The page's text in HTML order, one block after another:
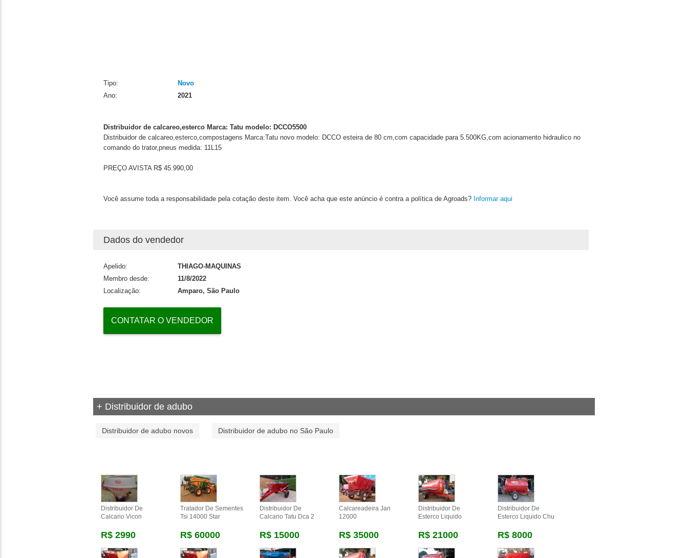
Tipo:
Novo
Ano:
2021
Distribuidor de calcareo,esterco Marca: Tatu modelo: DCCO5500
Distribuidor de calcareo,esterco,compostagens Marca:Tatu novo modelo: DCCO esteira de 80 cm,com capacidade para 5.500KG,com acionamento hidraulico no
comando do trator,pneus medida: 11L15
PREÇO AVISTA R$ 45.990,00
Você assume toda a responsabilidade pela cotação deste item. Você acha que este anúncio é contra a política de Agroads? Informar aqui
Dados do vendedor
Apelido:
THIAGO-MAQUINAS
Membro desde:
11/8/2022
Localização:
Amparo, São Paulo
CONTATAR O VENDEDOR
+ Distribuidor de adubo
Distribuidor de adubo novos Distribuidor de adubo no São Paulo
Distribuidor De
Calcario Vicon
R$ 2990
Tratador De Sementes
Tsi 14000 Star
R$ 60000
Distribuidor De
Calcario Tatu Dca 2
R$ 15000
Calcareadeira Jan
12000
R$ 35000
Distribuidor De
Esterco Liquido
R$ 21000
Distribuidor De
Esterco Liquido Chu
R$ 8000